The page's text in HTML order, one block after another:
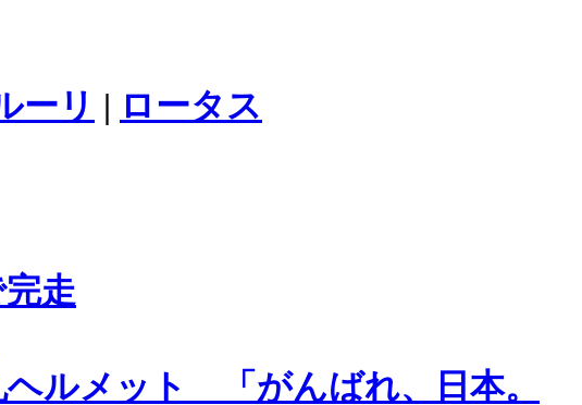
ーリ | ロータス
走
ルメット 「がんばれ、日本。